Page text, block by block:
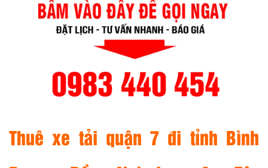
Thuê xe tải quận 7 đi tỉnh Bình